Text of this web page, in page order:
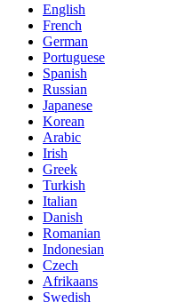
English
French
German
Portuguese
Spanish
Russian
Japanese
Korean
Arabic
Irish
Greek
Turkish
Italian
Danish
Romanian
Indonesian
Czech
Afrikaans
Swedish